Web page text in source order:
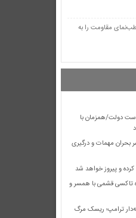
مقاومت را به
دست دولت/همزمان با
بحران مهمات و درگیری
و پیروز خواهد شد
تاکسی قشمی با همسر و
ترامپ؛ ریسک مرگ